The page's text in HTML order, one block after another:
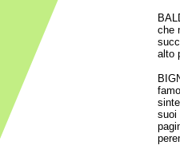
che
alto
suoi